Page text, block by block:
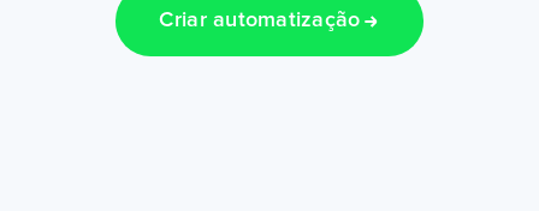
Criar automatização